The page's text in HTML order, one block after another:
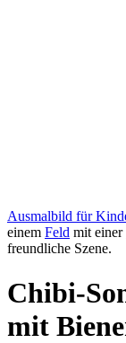
Ausmalbild für
einem Feld mit einer
freundliche Szene.
Chibi-
mit